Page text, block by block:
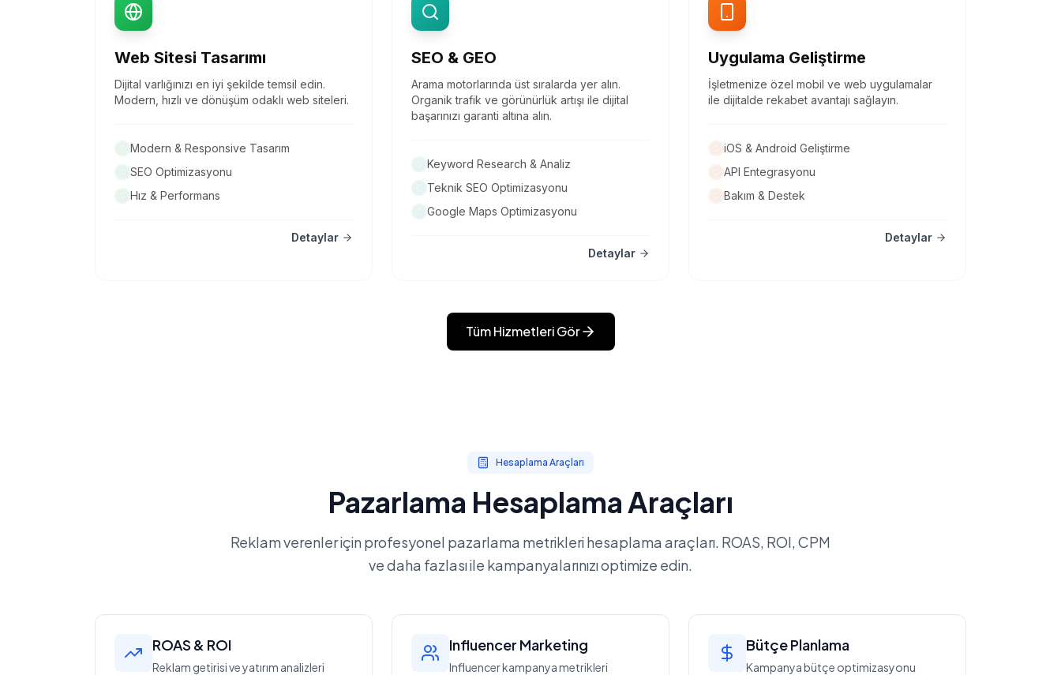
Web Sitesi Tasarımı
Dijital varlığınızı en iyi şekilde temsil edin.
Modern, hızlı ve dönüşüm odaklı web siteleri.
Modern & Responsive Tasarım
SEO Optimizasyonu
Hız & Performans
Detaylar
SEO & GEO
Arama motorlarında üst sıralarda yer alın.
Organik trafik ve görünürlük artışı ile dijital
başarınızı garanti altına alın.
Keyword Research & Analiz
Teknik SEO Optimizasyonu
Google Maps Optimizasyonu
Detaylar
Uygulama Geliştirme
İşletmenize özel mobil ve web uygulamalar
ile dijitalde rekabet avantajı sağlayın.
iOS & Android Geliştirme
API Entegrasyonu
Bakım & Destek
Detaylar
Tüm Hizmetleri Gör
Hesaplama Araçları
Pazarlama Hesaplama Araçları
Reklam verenler için profesyonel pazarlama metrikleri hesaplama araçları. ROAS, ROI, CPM
ve daha fazlası ile kampanyalarınızı optimize edin.
ROAS & ROI
Reklam getirisi ve yatırım analizleri
Influencer Marketing
Influencer kampanya metrikleri
Bütçe Planlama
Kampanya bütçe optimizasyonu